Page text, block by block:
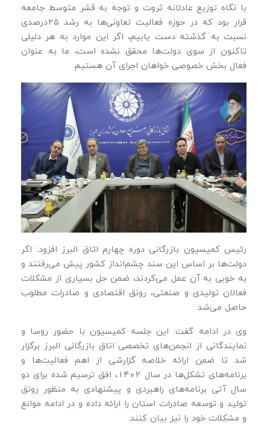
با نگاه توزیع عادلانه ثروت و توجه به قشر متوسط جامعه
قرار بود که در حوزه فعالیت تعاونی‌ها به رشد ۲۵درصدی
نسبت به گذشته دست یابیم، اگر این موارد به هر دلیلی
تاکنون از سوی دولت‌ها محقق نشده است، ما به عنوان
فعال بخش خصوصی خواهان اجرای آن هستیم.
رئیس کمیسیون بازرگانی دوره چهارم اتاق البرز افزود: اگر
دولت‌ها بر اساس این سند چشم‌انداز کشور پیش می‌رفتند و
به خوبی به آن عمل می‌کردند، ضمن حل بسیاری از مشکلات
فعالان تولیدی و صنعتی، رونق اقتصادی و صادرات مطلوب
حاصل می‌شد.
وی در ادامه گفت: این جلسه کمیسیون با حضور روسا و
نمایندگانی از انجمن‌های تخصصی اتاق بازرگانی البرز برگزار
شد تا ضمن ارائه خلاصه گزارشی از اهم فعالیت‌ها و
برنامه‌های تشکل‌‌ها در سال ۱۴۰۲، افق ترسیم شده برای دو
سال آتی برنامه‌های راهبردی و پیشنهادی به منظور رونق
تولید و توسعه صادرات استان را ارائه داده و در ادامه موانع
و مشکلات خود را نیز بیان کنند.